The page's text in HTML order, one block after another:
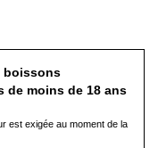
boissons
de moins de 18 ans
est exigée au moment de la